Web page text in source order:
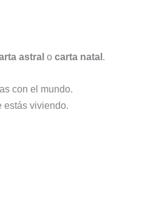
astral o carta natal .
con el mundo.
estás viviendo.